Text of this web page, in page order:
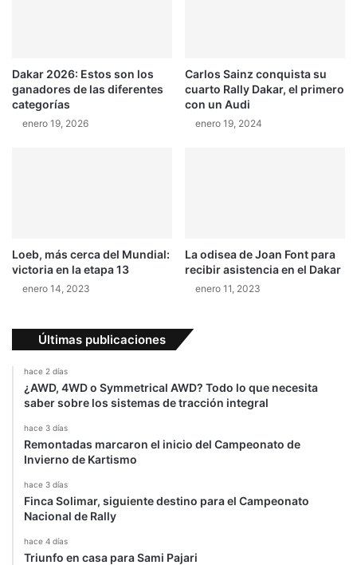
o
n
A
n
a
M
c
Dakar 2026: Estos son los
ganadores de las diferentes
categorías
enero 19, 2026
Carlos Sainz conquista su
cuarto Rally Dakar, el primero
con un Audi
enero 19, 2024
Loeb, más cerca del Mundial:
victoria en la etapa 13
enero 14, 2023
La odisea de Joan Font para
recibir asistencia en el Dakar
enero 11, 2023
Últimas publicaciones
hace 2 días
¿AWD, 4WD o Symmetrical AWD? Todo lo que necesita
saber sobre los sistemas de tracción integral
hace 3 días
Remontadas marcaron el inicio del Campeonato de
Invierno de Kartismo
hace 3 días
Finca Solimar, siguiente destino para el Campeonato
Nacional de Rally
hace 4 días
Triunfo en casa para Sami Pajari